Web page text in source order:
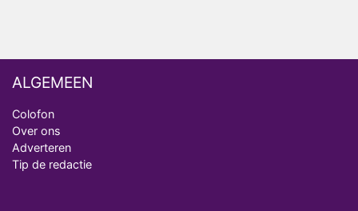
ALGEMEEN
Colofon
Over ons
Adverteren
Tip de redactie